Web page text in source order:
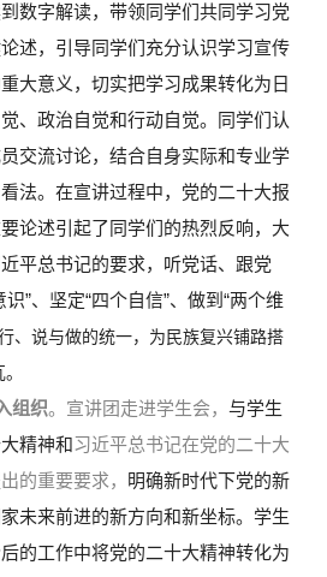
数字解读，带领同学们共同学习党
述，引导同学们充分认识学习宣传
大意义 ，切实把学习成果转化为日
、政治自觉和行动自觉。同学们认
交流讨论，结合自身实际和专业学
法。在宣讲过程中，党的二十大报
论述引起了同学们的热烈反响，大
平总书记的要求，听党话、跟党
”、坚定“四个自信”、做到“两个维
、说与做的统一，为民族复兴铺路搭
组织。宣讲团走进学生会， 与学生
精神和习近平总书记在党的二十大
的重要要求，
明确新时代下党的新
未来前进的新方向和新坐标。学生
的工作中将党的二十大精神转化为